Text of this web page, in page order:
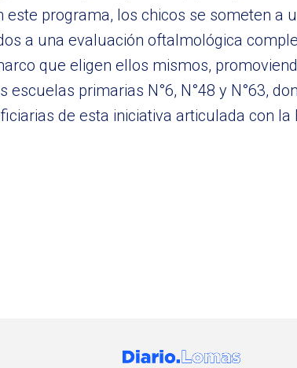
programa, los chicos se someten a
a una evaluación oftalmológica
que eligen ellos mismos,
primarias N°6, N°48 y N°63,
de esta iniciativa articulada con la